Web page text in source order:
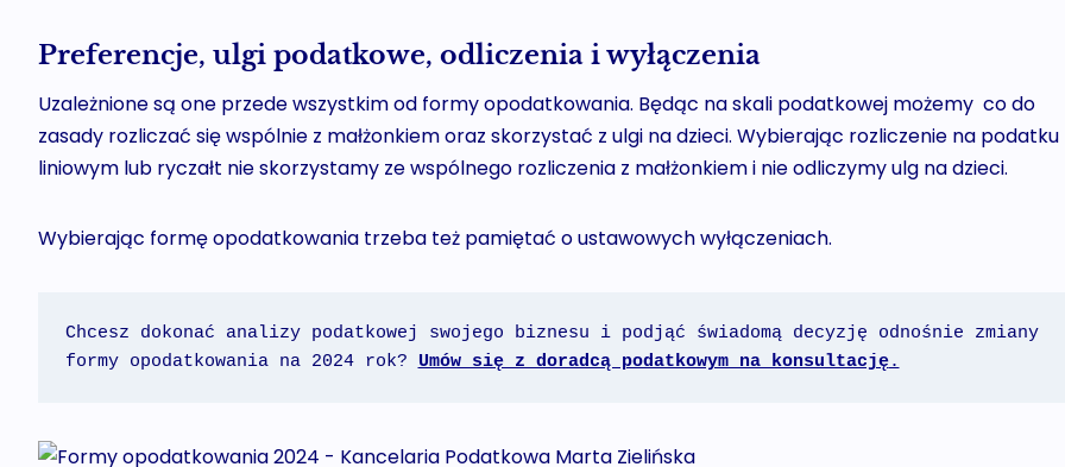
Preferencje, ulgi podatkowe, odliczenia i wyłączenia
Uzależnione są one przede wszystkim od formy opodatkowania. Będąc na skali podatkowej możemy co do
zasady rozliczać się wspólnie z małżonkiem oraz skorzystać z ulgi na dzieci. Wybierając rozliczenie na podatku
liniowym lub ryczałt nie skorzystamy ze wspólnego rozliczenia z małżonkiem i nie odliczymy ulg na dzieci.
Wybierając formę opodatkowania trzeba też pamiętać o ustawowych wyłączeniach.
Chcesz dokonać analizy podatkowej swojego biznesu i podjąć świadomą decyzję odnośnie zmiany
formy opodatkowania na 2024 rok? Umów się z doradcą podatkowym na konsultację.